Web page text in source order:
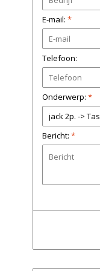
E-mail: *
Telefoon:
Onderwerp: *
Bericht: *